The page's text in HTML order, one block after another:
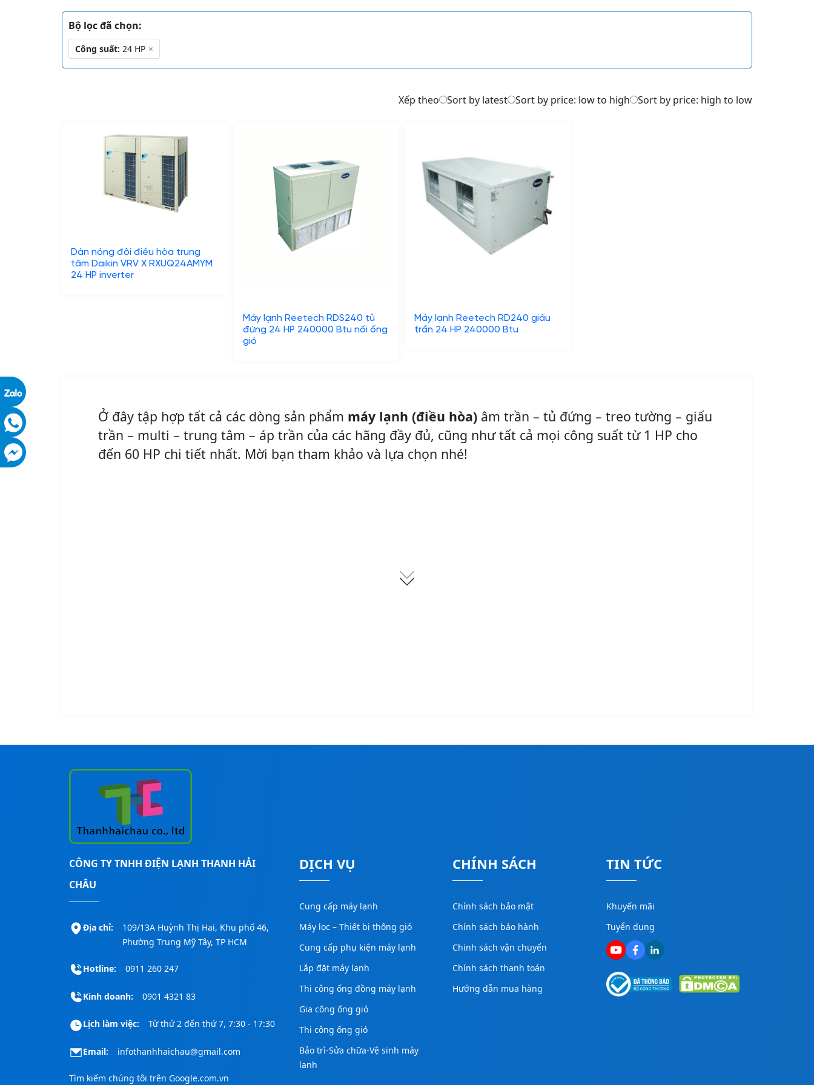
Bộ lọc đã chọn:
Công suất: 24 HP ×
Xếp theo Sort by latest Sort by price: low to high Sort by price: high to low
Dàn nóng đôi điều hòa trung
tâm Daikin VRV X RXUQ24AMYM
24 HP inverter
Máy lạnh Reetech RDS240 tủ
đứng 24 HP 240000 Btu nối ống
gió
Máy lạnh Reetech RD240 giấu
trần 24 HP 240000 Btu
Ở đây tập hợp tất cả các dòng sản phẩm máy lạnh (điều hòa) âm trần – tủ đứng – treo tường – giấu
trần – multi – trung tâm – áp trần của các hãng đầy đủ, cũng như tất cả mọi công suất từ 1 HP cho
đến 60 HP chi tiết nhất. Mời bạn tham khảo và lựa chọn nhé!
CÔNG TY TNHH ĐIỆN LẠNH THANH HẢI
CHÂU
Địa chỉ:
109/13A Huỳnh Thị Hai, Khu phố 46,
Phường Trung Mỹ Tây, TP HCM
Hotline: 0911 260 247
Kinh doanh: 0901 4321 83
Lịch làm việc: Từ thứ 2 đến thứ 7, 7:30 - 17:30
Email: infothanhhaichau@gmail.com
Tìm kiếm chúng tôi trên Google.com.vn
DỊCH VỤ
Cung cấp máy lạnh
Máy lọc – Thiết bị thông gió
Cung cấp phụ kiện máy lạnh
Lắp đặt máy lạnh
Thi công ống đồng máy lạnh
Gia công ống gió
Thi công ống gió
Bảo trì-Sửa chữa-Vệ sinh máy
lạnh
CHÍNH SÁCH
Chính sách bảo mật
Chính sách bảo hành
Chinh sách vận chuyển
Chính sách thanh toán
Hướng dẫn mua hàng
TIN TỨC
Khuyến mãi
Tuyển dụng